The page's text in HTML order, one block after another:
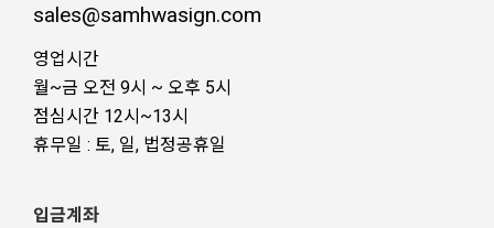
sales@samhwasign.com
영업시간
월~금 오전 9시 ~ 오후 5시
점심시간 12시~13시
휴무일 : 토, 일, 법정공휴일
입금계좌